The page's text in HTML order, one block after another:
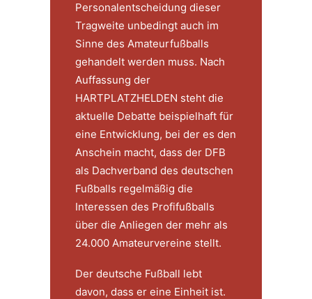
Personalentscheidung dieser
Tragweite unbedingt auch im
Sinne des Amateurfußballs
gehandelt werden muss. Nach
Auffassung der
HARTPLATZHELDEN steht die
aktuelle Debatte beispielhaft für
eine Entwicklung, bei der es den
Anschein macht, dass der DFB
als Dachverband des deutschen
Fußballs regelmäßig die
Interessen des Profifußballs
über die Anliegen der mehr als
24.000 Amateurvereine stellt.
Der deutsche Fußball lebt
davon, dass er eine Einheit ist.